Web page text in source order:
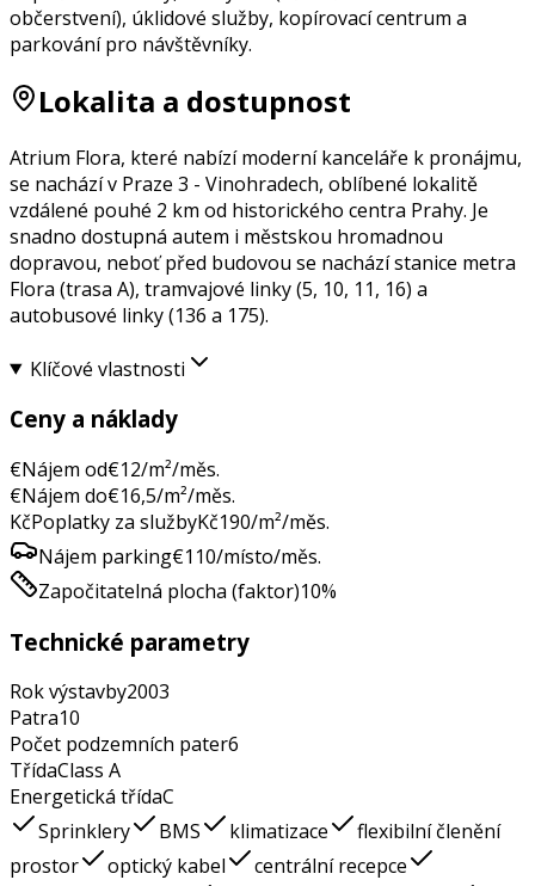
občerstvení), úklidové služby, kopírovací centrum a
parkování pro návštěvníky.
Lokalita a dostupnost
Atrium Flora, které nabízí moderní kanceláře k pronájmu,
se nachází v Praze 3 - Vinohradech, oblíbené lokalitě
vzdálené pouhé 2 km od historického centra Prahy. Je
snadno dostupná autem i městskou hromadnou
dopravou, neboť před budovou se nachází stanice metra
Flora (trasa A), tramvajové linky (5, 10, 11, 16) a
autobusové linky (136 a 175).
Klíčové vlastnosti
Ceny a náklady
€Nájem od€12/m²/měs.
€Nájem do€16,5/m²/měs.
KčPoplatky za službyKč190/m²/měs.
Nájem parking€110/místo/měs.
Započitatelná plocha (faktor)10%
Technické parametry
Rok výstavby2003
Patra10
Počet podzemních pater6
TřídaClass A
Energetická třídaC
Sprinklery
BMS klimatizace
flexibilní členění
prostor
optický kabel
centrální recepce